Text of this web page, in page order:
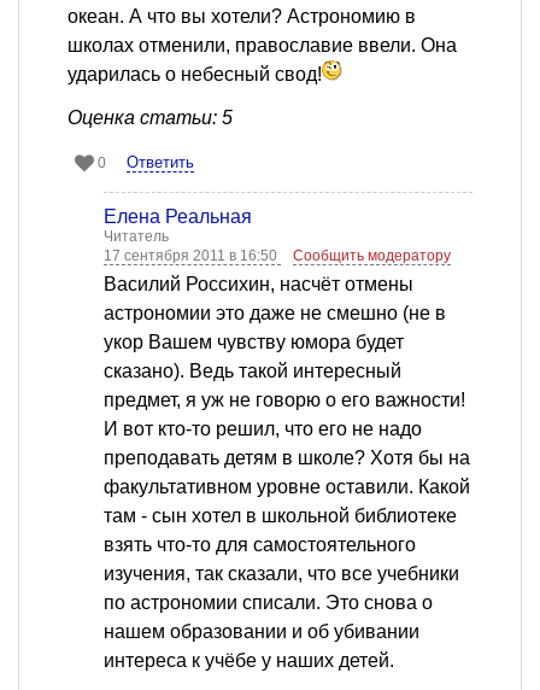
океан. А что вы хотели? Астрономию в
школах отменили, православие ввели. Она
ударилась о небесный свод!
Оценка статьи: 5
0 Ответить
Елена Реальная
Читатель
17 сентября 2011 в 16:50
Сообщить модератору
Василий Россихин, насчёт отмены
астрономии это даже не смешно (не в
укор Вашем чувству юмора будет
сказано). Ведь такой интересный
предмет, я уж не говорю о его важности!
И вот кто-то решил, что его не надо
преподавать детям в школе? Хотя бы на
факультативном уровне оставили. Какой
там - сын хотел в школьной библиотеке
взять что-то для самостоятельного
изучения, так сказали, что все учебники
по астрономии списали. Это снова о
нашем образовании и об убивании
интереса к учёбе у наших детей.